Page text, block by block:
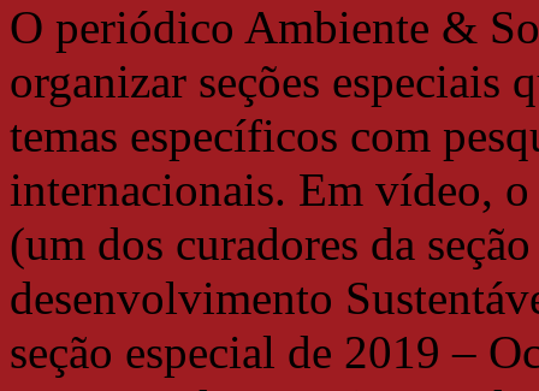
O periódico Ambiente &
organizar seções especiais
temas específicos com
internacionais. Em vídeo,
(um dos curadores da
desenvolvimento
seção especial de 2019 –